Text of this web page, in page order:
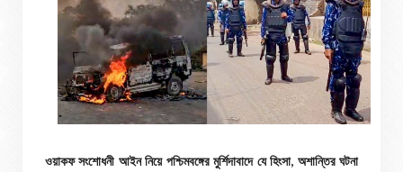
ওয়াকফ সংশোধনী আইন নিয়ে পশ্চিমবঙ্গের মুর্শিদাবাদে যে হিংসা, অশান্তির ঘটনা